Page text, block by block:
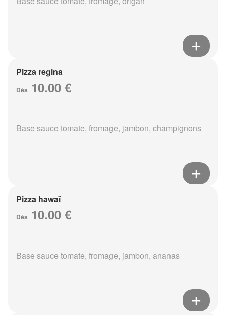
Pizza regina
Dès 10.00 €
Base sauce tomate, fromage, jambon, champignons
Pizza hawaï
Dès 10.00 €
Base sauce tomate, fromage, jambon, ananas